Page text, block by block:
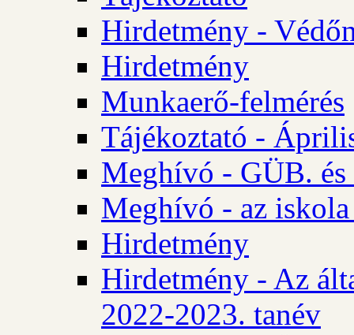
Hirdetmény -
Hirdetmény
Munkaerő-felmérés
Tájékoztató -
Meghívó - GÜB.
Meghívó - az iskola
Hirdetmény
Hirdetmény - Az
2022-2023. tanév